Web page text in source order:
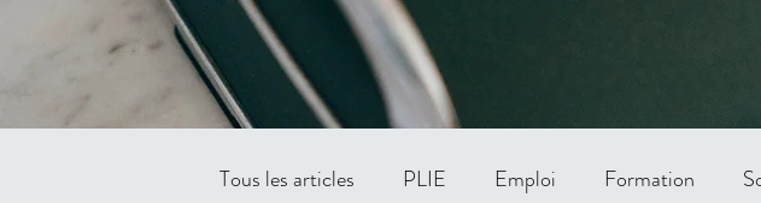
Tous les articles PLIE Emploi Formation